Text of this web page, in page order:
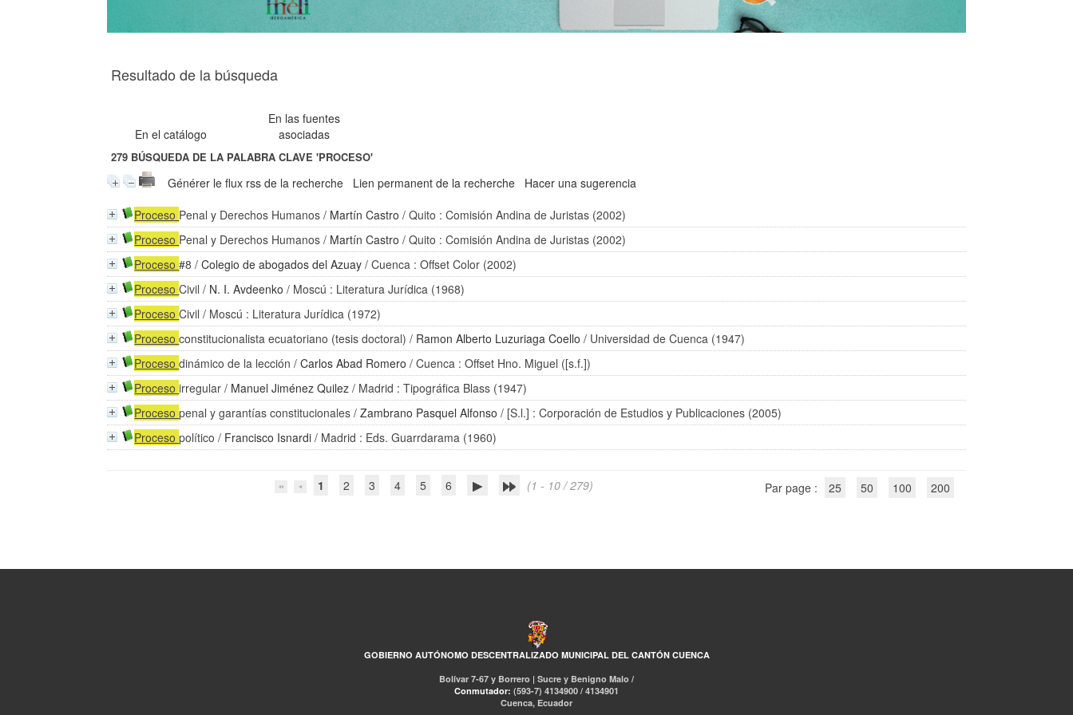
Resultado de la búsqueda
En el catálogo
En las fuentes
asociadas
279 BÚSQUEDA DE LA PALABRA CLAVE'PROCESO'
Générer le flux rss de la recherche Lien permanent de la recherche
Hacer una sugerencia
Proceso Penal y Derechos Humanos / Martín Castro / Quito : Comisión Andina de Juristas (2002)
Proceso Penal y Derechos Humanos / Martín Castro / Quito : Comisión Andina de Juristas (2002)
Proceso#8 /Colegio de abogados del Azuay / Cuenca : Offset Color (2002)
ProcesoCivil / N. I. Avdeenko / Moscú : Literatura Jurídica (1968)
ProcesoCivil / Moscú : Literatura Jurídica (1972)
Procesoconstitucionalista ecuatoriano (tesis doctoral) / Ramon Alberto Luzuriaga Coello / Universidad de Cuenca (1947)
Procesodinámico de la lección /Carlos Abad Romero / Cuenca : Offset Hno. Miguel ([s.f.])
Procesoirregular / Manuel Jiménez Quilez / Madrid : Tipográfica Blass (1947)
Procesopenal y garantías constitucionales /Zambrano Pasquel Alfonso / [S.l.] : Corporación de Estudios y Publicaciones (2005)
Procesopolítico / Francisco Isnardi / Madrid : Eds. Guarrdarama (1960)
1 2 3 4 5 6 (1 - 10 / 279) Par page : 25 50 100 200
GOBIERNO AUTÓNOMO DESCENTRALIZADO MUNICIPAL DEL CANTÓN CUENCA
Bolívar 7-67 y Borrero | Sucre y Benigno Malo /
Conmutador: (593-7) 4134900 / 4134901
Cuenca, Ecuador